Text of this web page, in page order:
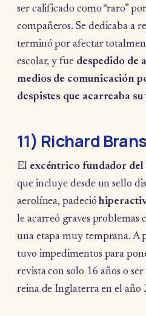
ser calificado como “raro”
compañeros. Se dedicaba a
terminó por afectar
escolar, y fuedespedido de
medios de comunicación
despistes que acarreaba
11) Richard
El excéntrico fundador
que incluye desde un sello
aerolínea, padeció
le acarreó graves problemas
una etapa muy temprana. A
tuvo impedimentos para
revista con solo 16 años o
reina de Inglaterra en el año